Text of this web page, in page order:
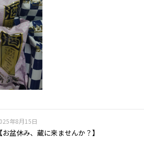
年8月15日
【お盆休み、蔵に来ませんか？】